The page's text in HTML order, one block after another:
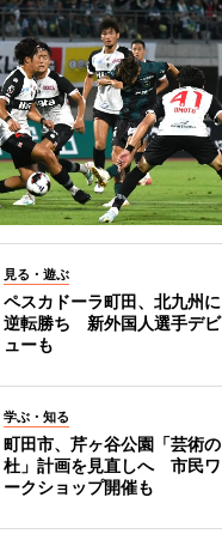
見る・遊ぶ
ペスカドーラ町田、北九州に
逆転勝ち 新外国人選手デビ
ューも
学ぶ・知る
町田市、芹ヶ谷公園「芸術の
杜」計画を見直しへ 市民ワ
ークショップ開催も